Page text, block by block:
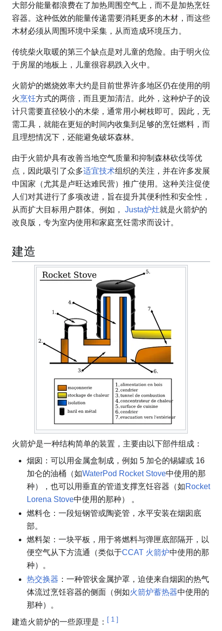
大部分能量都浪费在了加热周围空气上，而不是加热烹饪
容器。这种低效的能量传递需要消耗更多的木材，而这些
木材必须从周围环境中采集，从而造成环境压力。
传统柴火取暖的第三个缺点是对儿童的危险。由于明火位
于房屋的地板上，儿童很容易跌入火中。
火箭炉的燃烧效率大约是目前世界许多地区仍在使用的明
火烹饪方式的两倍，而且更加清洁。此外，这种炉子的设
计只需要直径较小的木柴，通常用小树枝即可。因此，无
需工具，就能在更短的时间内收集到足够的烹饪燃料，而
且理想情况下，还能避免破坏森林。
由于火箭炉具有改善当地空气质量和抑制森林砍伐等优
点，因此吸引了众多适宜技术组织的关注，并在许多发展
中国家（尤其是卢旺达难民营）推广使用。这种关注促使
人们对其进行了多项改进，旨在提升其便利性和安全性，
从而扩大目标用户群体。例如， Justa炉灶就是火箭炉的
改良版，专为室内使用和家庭烹饪需求而设计。
建造
火箭炉是一种结构简单的装置，主要由以下部件组成：
烟囱：可以用金属盒制成，例如 5 加仑的锡罐或 16
加仑的油桶（如WaterPod Rocket Stove中使用的那
种），也可以用垂直的管道支撑烹饪容器（如Rocket
Lorena Stove中使用的那种） 。
燃料仓：一段短钢管或陶瓷管，水平安装在烟囱底
部。
燃料架：一块平板，用于将燃料与弹匣底部隔开，以
便空气从下方流通（类似于CCAT 火箭炉中使用的那
种）。
热交换器 ：一种管状金属护罩，迫使来自烟囱的热气
体流过烹饪容器的侧面（例如火箭炉蓄热器中使用的
那种）。
建造火箭炉的一些原理是： [ 1 ]